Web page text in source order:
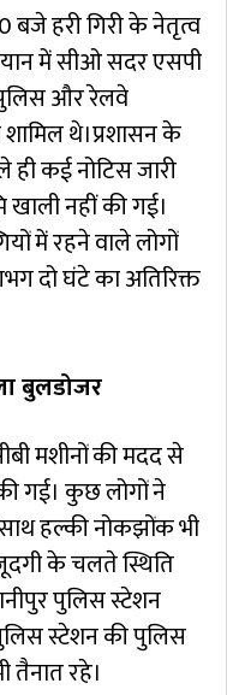
हरी गिरी के नेतृत्व
में सीओ सदर एसपी
पुलिस और रेलवे
थे।प्रशासन के
कई नोटिस जारी
नहीं की गई।
में रहने वाले लोगों
दो घंटे का अतिरिक्त
बुलडोजर
मशीनों की मदद से
गई। कुछ लोगों ने
हल्की नोकझोंक भी
के चलते स्थिति
पुलिस स्टेशन
स्टेशन की पुलिस
रहे।